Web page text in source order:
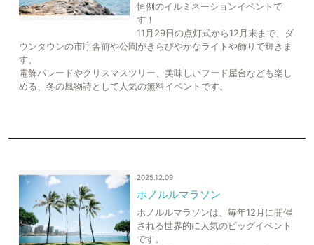
恒例のイルミネーションイベントで
す！
11月29日の点灯式から12月末まで、ダ
ウンタウンの市庁舎前や公園がきらびやかなライトや飾りで輝きま
す。
電飾パレードやクリスマスツリー、美味しいフード屋台なども楽し
める、冬の風物詩として人気の無料イベントです。
2025.12.09
ホノルルマラソン
ホノルルマラソンは、毎年12月に開催
される世界的に人気のビッグイベント
です。